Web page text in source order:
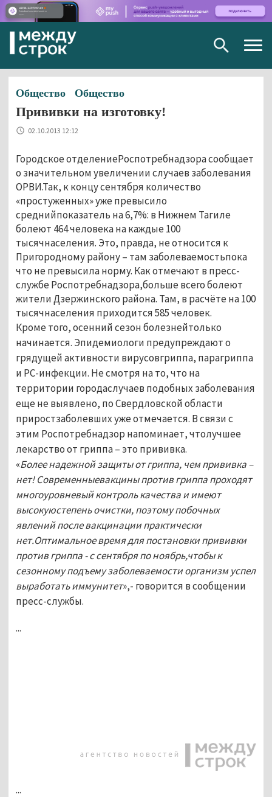
Общество Общество
Прививки на изготовку!
02.10.2013 12:12
Городское отделениеРоспотребнадзора сообщает
о значительном увеличении случаев заболевания
ОРВИ.Так, к концу сентября количество
«простуженных» уже превысило
среднийпоказатель на 6,7%: в Нижнем Тагиле
болеют 464 человека на каждые 100
тысячнаселения. Это, правда, не относится к
Пригородному району – там заболеваемостьпока
что не превысила норму. Как отмечают в пресс-
службе Роспотребнадзора,больше всего болеют
жители Дзержинского района. Там, в расчёте на 100
тысячнаселения приходится 585 человек.
Кроме того, осенний сезон болезнейтолько
начинается. Эпидемиологи предупреждают о
грядущей активности вирусовгриппа, парагриппа
и РС-инфекции. Не смотря на то, что на
территории городаслучаев подобных заболевания
еще не выявлено, по Свердловской области
приростзаболевших уже отмечается. В связи с
этим Роспотребнадзор напоминает, чтолучшее
лекарство от гриппа – это прививка.
«Более надежной защиты от гриппа, чем прививка –
нет! Современныевакцины против гриппа проходят
многоуровневый контроль качества и имеют
высокуюстепень очистки, поэтому побочных
явлений после вакцинации практически
нет.Оптимальное время для постановки прививки
против гриппа - с сентября по ноябрь,чтобы к
сезонному подъему заболеваемости организм успел
выработать иммунитет»,- говорится в сообщении
пресс-службы.
...
...